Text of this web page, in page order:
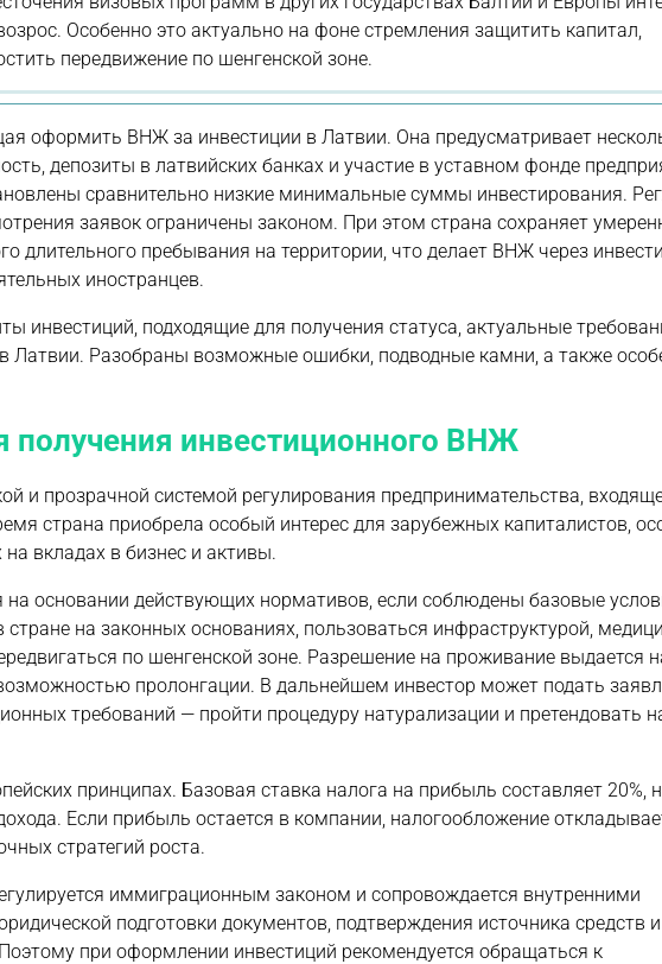
Особенно это актуально на фоне стремления защитить капитал,
передвижение по шенгенской зоне.
оформить ВНЖ за инвестиции в Латвии. Она предусматривает
депозиты в латвийских банках и участие в уставном фонде
сравнительно низкие минимальные суммы инвестирования.
заявок ограничены законом. При этом страна сохраняет
длительного пребывания на территории, что делает ВНЖ через
иностранцев.
инвестиций, подходящие для получения статуса, актуальные
Разобраны возможные ошибки, подводные камни, а также
получения инвестиционного ВНЖ
и прозрачной системой регулирования предпринимательства,
страна приобрела особый интерес для зарубежных капиталистов,
вкладах в бизнес и активы.
основании действующих нормативов, если соблюдены базовые
стране на законных основаниях, пользоваться инфраструктурой,
по шенгенской зоне. Разрешение на проживание выдается
пролонгации. В дальнейшем инвестор может подать
требований — пройти процедуру натурализации и претендовать
принципах. Базовая ставка налога на прибыль составляет 20%,
Если прибыль остается в компании, налогообложение
стратегий роста.
иммиграционным законом и сопровождается внутренними
подготовки документов, подтверждения источника средств и
при оформлении инвестиций рекомендуется обращаться к